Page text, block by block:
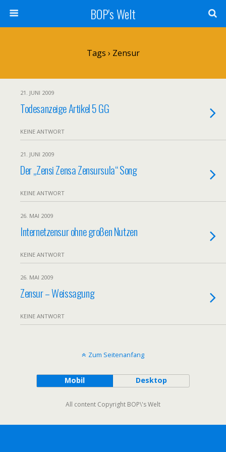
BOP's Welt
Tags › Zensur
21. JUNI 2009
Todesanzeige Artikel 5 GG
KEINE ANTWORT
21. JUNI 2009
Der „Zensi Zensa Zensursula“ Song
KEINE ANTWORT
26. MAI 2009
Internetzensur ohne großen Nutzen
KEINE ANTWORT
26. MAI 2009
Zensur – Weissagung
KEINE ANTWORT
Zum Seitenanfang
Mobil Desktop
All content Copyright BOP\'s Welt